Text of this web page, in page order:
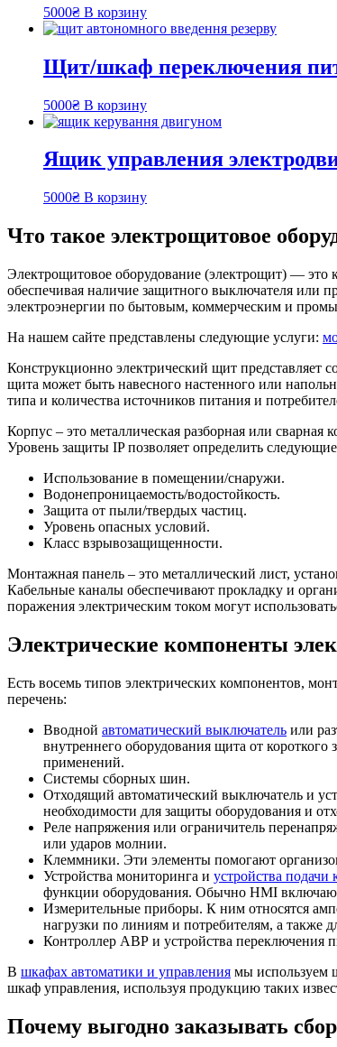
5000₴ В корзину
Щит/шкаф переключения
5000₴ В корзину
Ящик управления
5000₴ В корзину
Что такое электрощитовое
Электрощитовое оборудование (электрощит) — это
обеспечивая наличие защитного выключателя или
электроэнергии по бытовым, коммерческим и
На нашем сайте представлены следующие услуги:
Конструкционно электрический щит представляет
щита может быть навесного настенного или
типа и количества источников питания и
Корпус – это металлическая разборная или
Уровень защиты IP позволяет определить
Использование в помещении/снаружи.
Водонепроницаемость/водостойкость.
Защита от пыли/твердых частиц.
Уровень опасных условий.
Класс взрывозащищенности.
Монтажная панель – это металлический лист,
Кабельные каналы обеспечивают прокладку и
поражения электрическим током могут
Электрические компоненты
Есть восемь типов электрических компонентов,
перечень:
Вводной автоматический выключатель или
внутреннего оборудования щита от
применений.
Системы сборных шин.
Отходящий автоматический выключатель и
необходимости для защиты оборудования и
Реле напряжения или ограничитель
или ударов молнии.
Клеммники. Эти элементы помогают
Устройства мониторинга и устройства подачи
функции оборудования. Обычно HMI
Измерительные приборы. К ним относятся
нагрузки по линиям и потребителям, а также
Контроллер АВР и устройства переключения
В шкафах автоматики и управления мы используем
шкаф управления, используя продукцию таких
Почему выгодно заказывать